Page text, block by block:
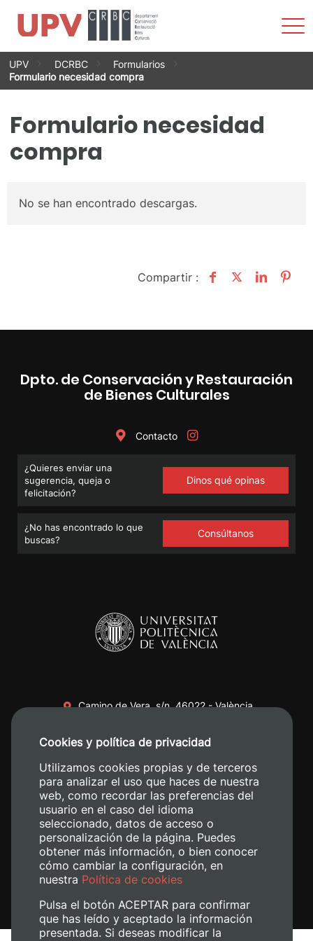
Saltar
contenido
UPV DCRBC
Formularios
Formulario necesidad compra
Formulario necesidad
compra
No se han encontrado descargas.
Compartir :
Dpto. de Conservación y Restauración
de Bienes Culturales
Contacto
¿Quieres enviar una
sugerencia, queja o
felicitación?
Dinos qué opinas
¿No has encontrado lo que
buscas?
Consúltanos
Camino de Vera, s/n. 46022 - València
+34 620 04 00 50
Cookies y política de privacidad
Utilizamos cookies propias y de terceros
para analizar el uso que haces de nuestra
web, como recordar las preferencias del
usuario en el caso del idioma
seleccionado, datos de acceso o
personalización de la página. Puedes
obtener más información, o bien conocer
cómo cambiar la configuración, en
nuestra Política de cookies
Pulsa el botón ACEPTAR para confirmar
que has leído y aceptado la información
presentada. Si deseas modificar la